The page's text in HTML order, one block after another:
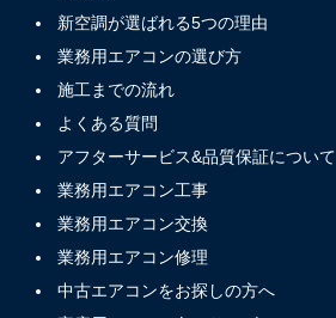
新空調が選ばれる5つの理由
業務用エアコンの選び方
施工までの流れ
よくある質問
アフターサービス&品質保証について
業務用エアコン工事
業務用エアコン交換
業務用エアコン修理
中古エアコンをお探しの方へ